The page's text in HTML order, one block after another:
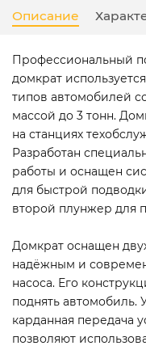
Описание
Профессиональный
домкрат
типов автомобилей
массой до 3 тонн.
на станциях
Разработан
работы и оснащен
для быстрой
второй плунжер для
Домкрат оснащен
надёжным и
насоса. Его
поднять автомобиль.
карданная передача
позволяют